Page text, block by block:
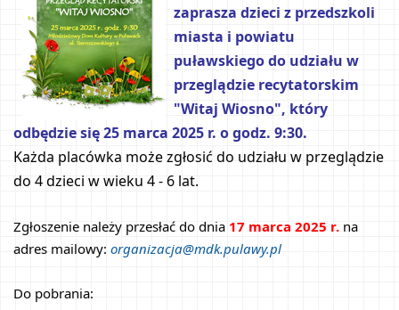
zaprasza dzieci z przedszkoli
miasta i powiatu
puławskiego do udziału w
przeglądzie recytatorskim
"Witaj Wiosno", który
odbędzie się 25 marca 2025 r. o godz. 9:30.
Każda placówka może zgłosić do udziału w przeglądzie
do 4 dzieci w wieku 4 - 6 lat.
Zgłoszenie należy przesłać do dnia 17 marca 2025 r. na
adres mailowy: organizacja@mdk.pulawy.pl
Do pobrania: